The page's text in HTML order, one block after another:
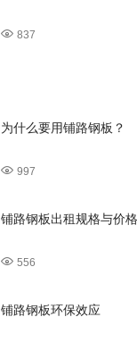
837
为什么要用铺路钢板？
997
铺路钢板出租规格与价
556
铺路钢板环保效应